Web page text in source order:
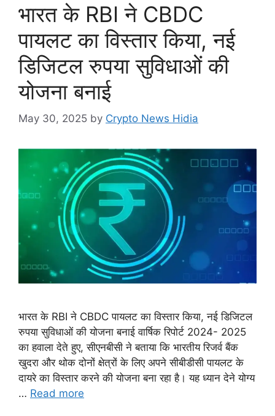
भारत के RBI ने CBDC
पायलट का विस्तार किया, नई
डिजिटल रुपया सुविधाओं की
योजना बनाई
May 30, 2025 by Crypto News Hidia
भारत के RBI ने CBDC पायलट का विस्तार किया, नई डिजिटल
रुपया सुविधाओं की योजना बनाई वार्षिक रिपोर्ट 2024- 2025
का हवाला देते हुए, सीएनबीसी ने बताया कि भारतीय रिजर्व बैंक
खुदरा और थोक दोनों क्षेत्रों के लिए अपने सीबीडीसी पायलट के
दायरे का विस्तार करने की योजना बना रहा है। यह ध्यान देने योग्य
… Read more